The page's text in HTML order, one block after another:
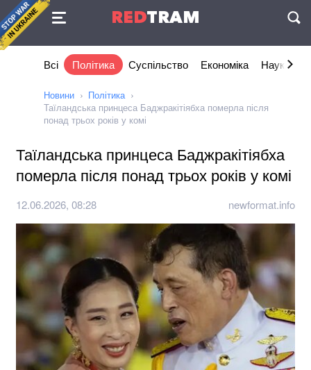
REDTRAM
Угода
Всі Політика Суспільство Економіка Наука та
Новини
Політика
Таїландська принцеса Баджракітіябха померла після
понад трьох років у комі
Таїландська принцеса Баджракітіябха
померла після понад трьох років у комі
12.06.2026, 08:28 newformat.info